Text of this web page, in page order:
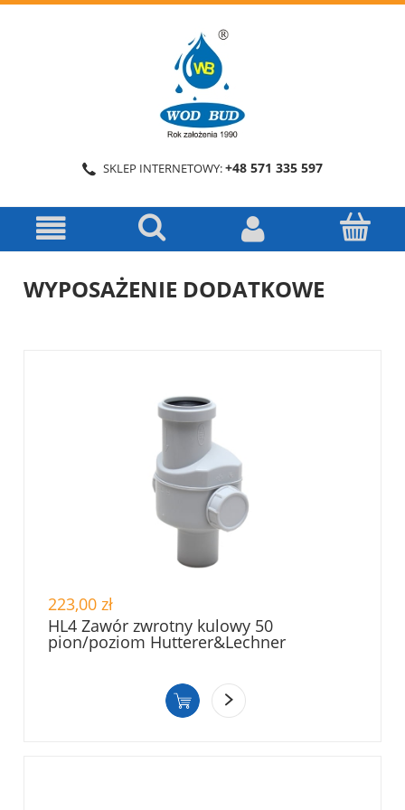
SKLEP INTERNETOWY:+48 571 335 597
WYPOSAŻENIE DODATKOWE
223,00 zł
HL4 Zawór zwrotny kulowy 50
pion/poziom Hutterer&Lechner